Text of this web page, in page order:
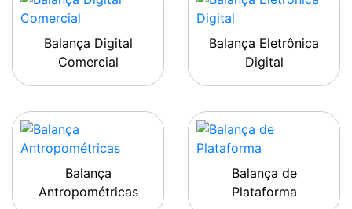
Balança Digital
Comercial
Balança Eletrônica
Digital
Balança
Antropométricas
Balança de
Plataforma